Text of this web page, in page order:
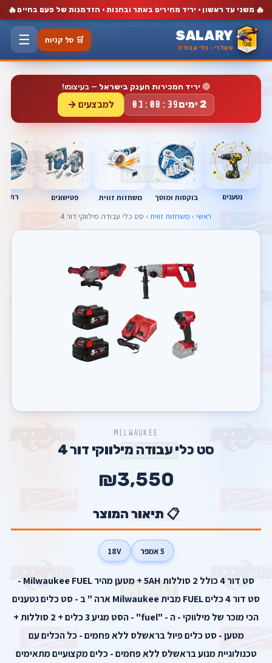
🔥 משני עד ראשון · יריד מחירים באתר ובחנות · הזדמנות של פעם בחיים 🔥
SALARY
סאלרי · כלי עבודה
🛒 סל קניות ☰
🔴 יריד המכירות הענק בישראל — בעיצומו!
2 ימים 01:08:38 למבצעים →
נטענים בוקסות ומוסך משחזות זווית פטישונים
ראשי › משחזות זווית › סט כלי עבודה מילווקי דור 4
MILWAUKEE
סט כלי עבודה מילווקי דור 4
₪3,550
📋 תיאור המוצר
5 אמפר 18V
סט דור 4 כולל 2 סוללות 5AH + מטען מהיר Milwaukee FUEL -
סט דור 4 כלים FUEL מבית Milwaukee ארה " ב - סט כלים נטענים
הכי מוכר של מילווקי - ה - "fuel" - הסט מגיע 3 כלים + 2 סוללות +
מטען - סט כלים פיול בראשלס ללא פחמים - כל הכלים עם
טכנולוגיית מנוע בראשלס ללא פחמים - כלים מקצועיים מתאימים